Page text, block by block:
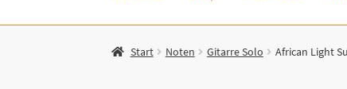
Start Noten Gitarre Solo African Light